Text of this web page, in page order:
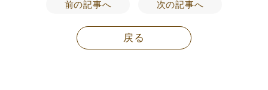
前の記事へ 次の記事へ
戻る